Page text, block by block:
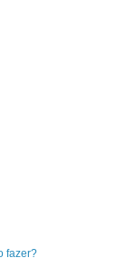
fazer?